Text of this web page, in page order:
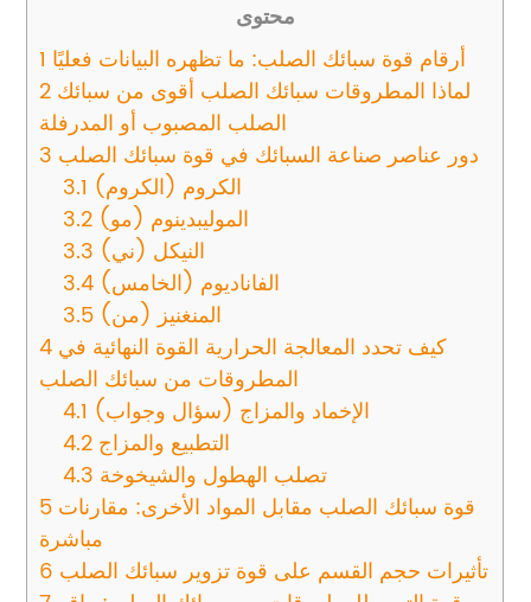
محتوى
1 أرقام قوة سبائك الصلب: ما تظهره البيانات فعليًا
2
الصلب المصبوب أو المدرفلة
3 دور عناصر صناعة السبائك في قوة سبائك الصلب
3.1 الكروم (الكروم)
3.2 الموليبدينوم (مو)
3.3 النيكل (ني)
3.4 الفاناديوم (الخامس)
3.5 المنغنيز (من)
4
المطروقات من سبائك الصلب
4.1 الإخماد والمزاج (سؤال وجواب)
4.2 التطبيع والمزاج
4.3 تصلب الهطول والشيخوخة
5
مباشرة
6 تأثيرات حجم القسم على قوة تزوير سبائك الصلب